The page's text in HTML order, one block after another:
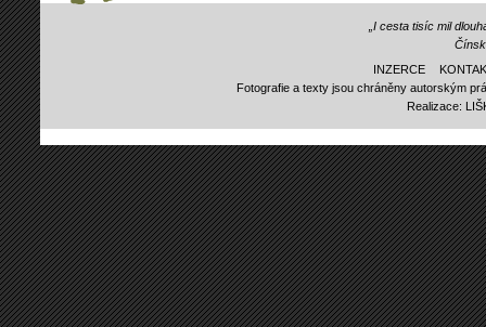
„I cesta tisíc mil
INZERCE
Fotografie a texty jsou chráněny autorským
Realizace: